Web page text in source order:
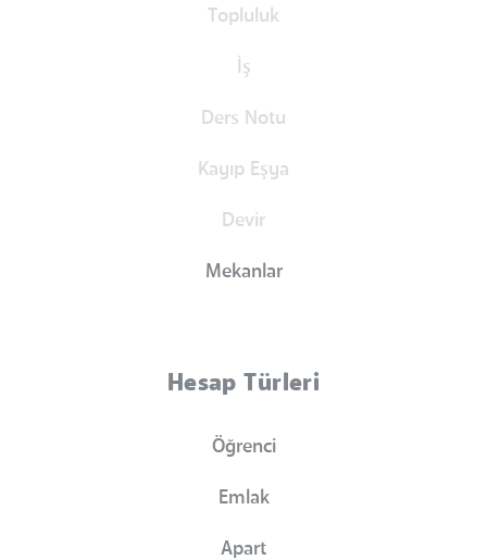
Topluluk
İş
Ders Notu
Kayıp Eşya
Devir
Mekanlar
Hesap Türleri
Öğrenci
Emlak
Apart